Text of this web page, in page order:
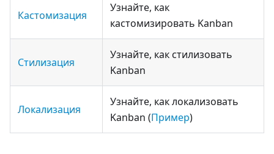
Кастомизация
Узнайте, как
кастомизировать Kanban
Стилизация
Узнайте, как стилизовать
Kanban
Локализация
Узнайте, как локализовать
Kanban (Пример)